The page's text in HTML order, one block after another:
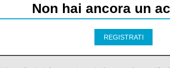
Non hai ancora un
REGISTRATI